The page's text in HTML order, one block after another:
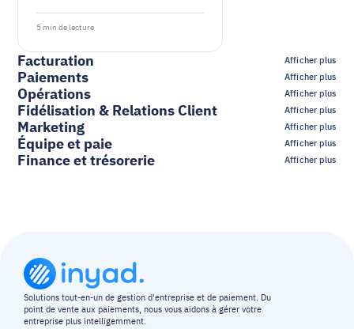
5 min de lecture
Facturation Afficher plus
Paiements Afficher plus
Opérations Afficher plus
Fidélisation & Relations Client Afficher plus
Marketing Afficher plus
Équipe et paie Afficher plus
Finance et trésorerie Afficher plus
Solutions tout-en-un de gestion d'entreprise et de paiement. Du
point de vente aux paiements, nous vous aidons à gérer votre
entreprise plus intelligemment.